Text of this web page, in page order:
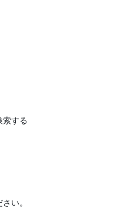
索する
い。